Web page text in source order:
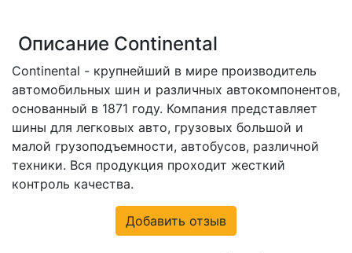
Описание Continental
Continental - крупнейший в мире производитель
автомобильных шин и различных автокомпонентов,
основанный в 1871 году. Компания представляет
шины для легковых авто, грузовых большой и
малой грузоподъемности, автобусов, различной
техники. Вся продукция проходит жесткий
контроль качества.
Добавить отзыв